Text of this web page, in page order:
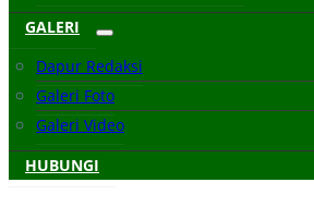
GALERI
Dapur Redaksi
Galeri Foto
Galeri Video
HUBUNGI